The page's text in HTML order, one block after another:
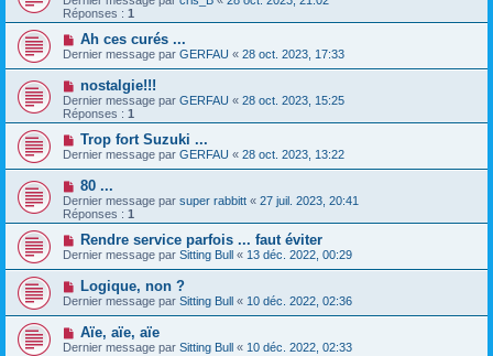
Réponses : 1
Ah ces curés ...
Dernier message par GERFAU « 28 oct. 2023, 17:33
nostalgie!!!
Dernier message par GERFAU « 28 oct. 2023, 15:25
Réponses : 1
Trop fort Suzuki ...
Dernier message par GERFAU « 28 oct. 2023, 13:22
80 ...
Dernier message par super rabbitt « 27 juil. 2023, 20:41
Réponses : 1
Rendre service parfois ... faut éviter
Dernier message par Sitting Bull « 13 déc. 2022, 00:29
Logique, non ?
Dernier message par Sitting Bull « 10 déc. 2022, 02:36
Aïe, aïe, aïe
Dernier message par Sitting Bull « 10 déc. 2022, 02:33